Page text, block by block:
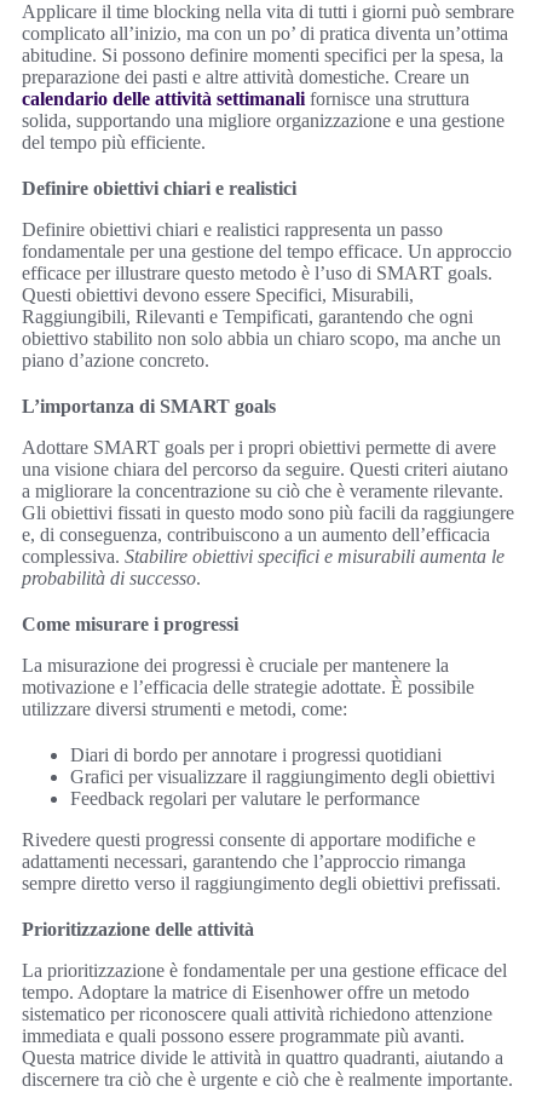
Applicare il time blocking nella vita di tutti i giorni può sembrare
complicato all’inizio, ma con un po’ di pratica diventa un’ottima
abitudine. Si possono definire momenti specifici per la spesa, la
preparazione dei pasti e altre attività domestiche. Creare un
calendario delle attività settimanali fornisce una struttura
solida, supportando una migliore organizzazione e una gestione
del tempo più efficiente.
Definire obiettivi chiari e realistici
Definire obiettivi chiari e realistici rappresenta un passo
fondamentale per una gestione del tempo efficace. Un approccio
efficace per illustrare questo metodo è l’uso di SMART goals.
Questi obiettivi devono essere Specifici, Misurabili,
Raggiungibili, Rilevanti e Tempificati, garantendo che ogni
obiettivo stabilito non solo abbia un chiaro scopo, ma anche un
piano d’azione concreto.
L’importanza di SMART goals
Adottare SMART goals per i propri obiettivi permette di avere
una visione chiara del percorso da seguire. Questi criteri aiutano
a migliorare la concentrazione su ciò che è veramente rilevante.
Gli obiettivi fissati in questo modo sono più facili da raggiungere
e, di conseguenza, contribuiscono a un aumento dell’efficacia
complessiva. Stabilire obiettivi specifici e misurabili aumenta le
probabilità di successo.
Come misurare i progressi
La misurazione dei progressi è cruciale per mantenere la
motivazione e l’efficacia delle strategie adottate. È possibile
utilizzare diversi strumenti e metodi, come:
Diari di bordo per annotare i progressi quotidiani
Grafici per visualizzare il raggiungimento degli obiettivi
Feedback regolari per valutare le performance
Rivedere questi progressi consente di apportare modifiche e
adattamenti necessari, garantendo che l’approccio rimanga
sempre diretto verso il raggiungimento degli obiettivi prefissati.
Prioritizzazione delle attività
La prioritizzazione è fondamentale per una gestione efficace del
tempo. Adoptare la matrice di Eisenhower offre un metodo
sistematico per riconoscere quali attività richiedono attenzione
immediata e quali possono essere programmate più avanti.
Questa matrice divide le attività in quattro quadranti, aiutando a
discernere tra ciò che è urgente e ciò che è realmente importante.